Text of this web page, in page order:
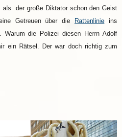
als der große Diktator schon den Geist
Getreuen über die Rattenlinie ins
Warum die Polizei diesen Herrn Adolf
ein Rätsel. Der war doch richtig zum